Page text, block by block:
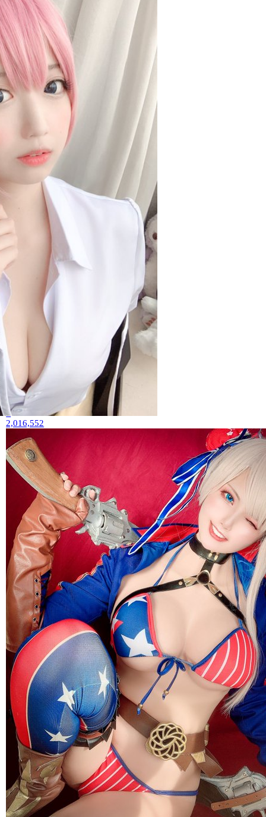
yami
3
2,016,552